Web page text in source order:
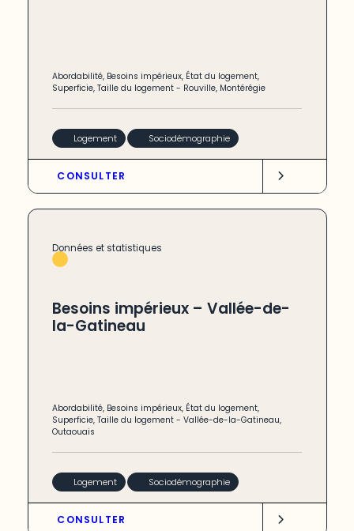
Abordabilité, Besoins impérieux, État du logement,
Superficie,Taille du logement - Rouville, Montérégie
Logement Sociodémographie
CONSULTER
Données et statistiques
Besoins impérieux – Vallée-de-
la-Gatineau
Abordabilité, Besoins impérieux, État du logement,
Superficie,Taille du logement -Vallée-de-la-Gatineau,
Outaouais
Logement Sociodémographie
CONSULTER